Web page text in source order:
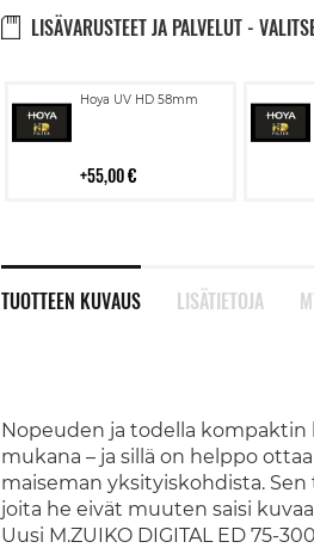
LISÄVARUSTEET JA PALVELUT -
Hoya UV HD 58mm
55,00 €
Lisää
TUOTTEEN KUVAUS
Nopeuden ja todella kompaktin
mukana – ja sillä on helppo
maiseman yksityiskohdista.
joita he eivät muuten saisi
Uusi M.ZUIKO DIGITAL ED 75-
LISÄTIETOJA